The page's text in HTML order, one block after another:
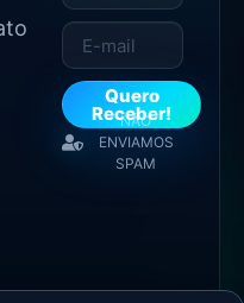
Quero
Receber!
NÃO
ENVIAMOS
SPAM